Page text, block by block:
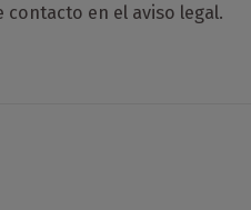
en el aviso legal.